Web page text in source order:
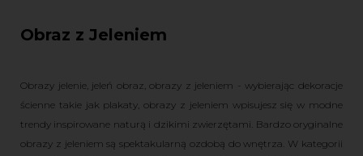
Obraz z Jeleniem
Obrazy jelenie, jeleń obraz, obrazy z jeleniem - wybierając dekoracje
ścienne takie jak plakaty, obrazy z jeleniem wpisujesz się w modne
trendy inspirowane naturą i dzikimi zwierzętami. Bardzo oryginalne
obrazy z jeleniem są spektakularną ozdobą do wnętrza. W kategorii